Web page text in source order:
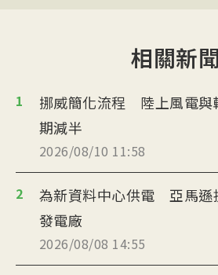
相關新聞
1
挪威簡化流程 陸上風電與
期減半
2026/08/10 11:58
2
為新資料中心供電 亞馬遜
發電廠
2026/08/08 14:55